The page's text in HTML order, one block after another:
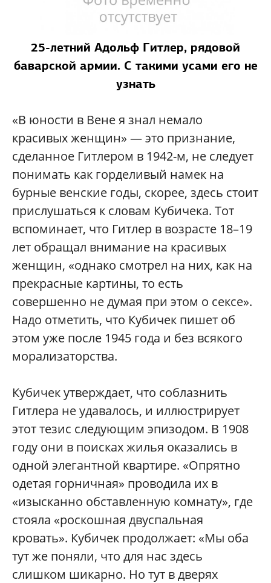
25-летний Адольф Гитлер, рядовой
баварской армии. С такими усами его не
узнать
«В юности в Вене я знал немало
красивых женщин» — это признание,
сделанное Гитлером в 1942-м, не следует
понимать как горделивый намек на
бурные венские годы, скорее, здесь стоит
прислушаться к словам Кубичека. Тот
вспоминает, что Гитлер в возрасте 18–19
лет обращал внимание на красивых
женщин, «однако смотрел на них, как на
прекрасные картины, то есть
совершенно не думая при этом о сексе».
Надо отметить, что Кубичек пишет об
этом уже после 1945 года и без всякого
морализаторства.
Кубичек утверждает, что соблазнить
Гитлера не удавалось, и иллюстрирует
этот тезис следующим эпизодом. В 1908
году они в поисках жилья оказались в
одной элегантной квартире. «Опрятно
одетая горничная» проводила их в
«изысканно обставленную комнату», где
стояла «роскошная двуспальная
кровать». Кубичек продолжает: «Мы оба
тут же поняли, что для нас здесь
слишком шикарно. Но тут в дверях